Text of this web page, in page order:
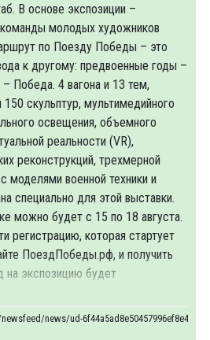
В основе экспозиции –
молодых художников
по Поезду Победы – это
к другому: предвоенные годы –
– Победа. 4 вагона и 13 тем,
скульптур, мультимедийного
освещения, объемного
реальности (VR),
реконструкций, трехмерной
моделями военной техники и
специально для этой выставки.
можно будет с 15 по 18 августа.
регистрацию, которая стартует
ПоездПобеды.рф, и получить
на экспозицию будет
news/ud-